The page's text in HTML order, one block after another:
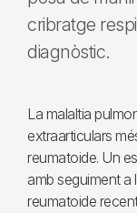
cribratge
diagnòstic.
La malaltia
extraarticulars
reumatoide. Un
amb seguiment a
reumatoide